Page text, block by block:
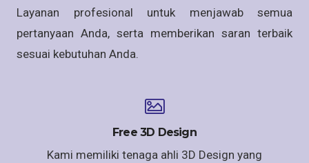
Layanan profesional untuk menjawab semua
pertanyaan Anda, serta memberikan saran terbaik
sesuai kebutuhan Anda.
Free 3D Design
Kami memiliki tenaga ahli 3D Design yang